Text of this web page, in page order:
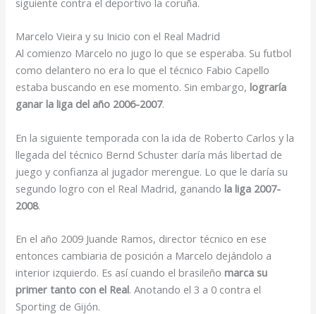
siguiente contra el deportivo la coruña.
Marcelo Vieira y su Inicio con el Real Madrid
Al comienzo Marcelo no jugo lo que se esperaba. Su futbol
como delantero no era lo que el técnico Fabio Capello
estaba buscando en ese momento. Sin embargo,lograría
ganar la liga del año 2006-2007.
En la siguiente temporada con la ida de Roberto Carlos y la
llegada del técnico Bernd Schuster daría más libertad de
juego y confianza al jugador merengue. Lo que le daría su
segundo logro con el Real Madrid, ganandola liga 2007-
2008.
En el año 2009 Juande Ramos, director técnico en ese
entonces cambiaria de posición a Marcelo dejándolo a
interior izquierdo. Es así cuando el brasileñomarca su
primer tanto con el Real. Anotando el 3 a 0 contra el
Sporting de Gijón.